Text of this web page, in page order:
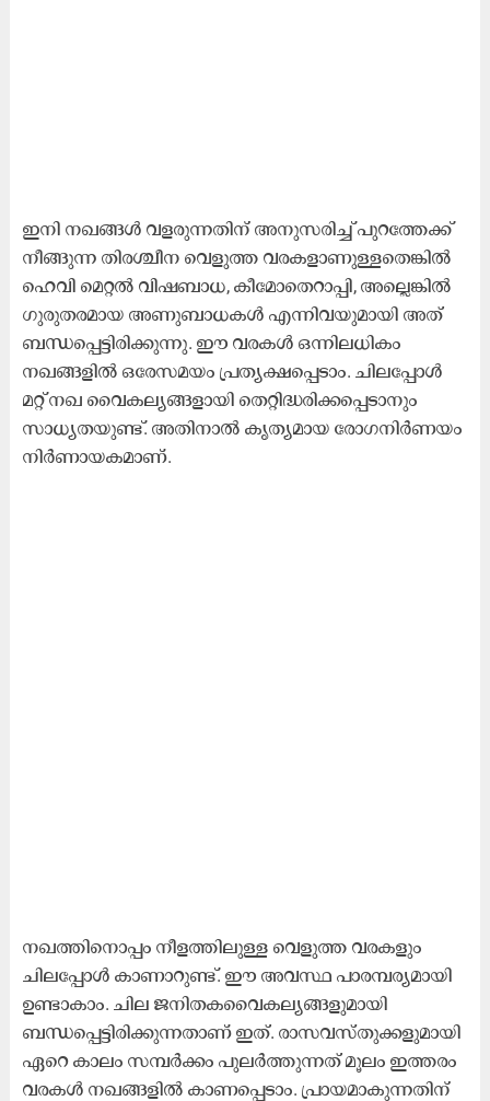
ഇനി നഖങ്ങൾ വളരുന്നതിന് അനുസരിച്ച് പുറത്തേക്ക്
നീങ്ങുന്ന തിരശ്ചീന വെളുത്ത വരകളാണുള്ളതെങ്കിൽ
ഹെവി മെറ്റൽ വിഷബാധ, കീമോതെറാപ്പി, അല്ലെങ്കിൽ
ഗുരുതരമായ അണുബാധകൾ എന്നിവയുമായി അത്
ബന്ധപ്പെട്ടിരിക്കുന്നു. ഈ വരകൾ ഒന്നിലധികം
നഖങ്ങളിൽ ഒരേസമയം പ്രത്യക്ഷപ്പെടാം. ചിലപ്പോൾ
മറ്റ് നഖ വൈകല്യങ്ങളായി തെറ്റിദ്ധരിക്കപ്പെടാനും
സാധ്യതയുണ്ട്. അതിനാൽ കൃത്യമായ രോഗനിർണയം
നിർണായകമാണ്.
നഖത്തിനൊപ്പം നീളത്തിലുള്ള വെളുത്ത വരകളും
ചിലപ്പോൾ കാണാറുണ്ട്. ഈ അവസ്ഥ പാരമ്പര്യമായി
ഉണ്ടാകാം. ചില ജനിതകവൈകല്യങ്ങളുമായി
ബന്ധപ്പെട്ടിരിക്കുന്നതാണ് ഇത്. രാസവസ്തുക്കളുമായി
ഏറെ കാലം സമ്പർക്കം പുലർത്തുന്നത് മൂലം ഇത്തരം
വരകൾ നഖങ്ങളിൽ കാണപ്പെടാം. പ്രായമാകുന്നതിന്